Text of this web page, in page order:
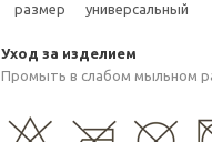
размер универсальный
Уход за изделием
Промыть в слабом мыльном